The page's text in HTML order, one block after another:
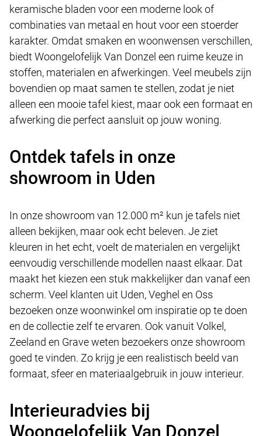
keramische bladen voor een moderne look of
combinaties van metaal en hout voor een stoerder
karakter. Omdat smaken en woonwensen verschillen,
biedt Woongelofelijk Van Donzel een ruime keuze in
stoffen, materialen en afwerkingen. Veel meubels zijn
bovendien op maat samen te stellen, zodat je niet
alleen een mooie tafel kiest, maar ook een formaat en
afwerking die perfect aansluit op jouw woning.
Ontdek tafels in onze
showroom in Uden
In onze showroom van 12.000 m² kun je tafels niet
alleen bekijken, maar ook echt beleven. Je ziet
kleuren in het echt, voelt de materialen en vergelijkt
eenvoudig verschillende modellen naast elkaar. Dat
maakt het kiezen een stuk makkelijker dan vanaf een
scherm. Veel klanten uit Uden, Veghel en Oss
bezoeken onze woonwinkel om inspiratie op te doen
en de collectie zelf te ervaren. Ook vanuit Volkel,
Zeeland en Grave weten bezoekers onze showroom
goed te vinden. Zo krijg je een realistisch beeld van
formaat, sfeer en materiaalgebruik in jouw interieur.
Interieuradvies bij
Woongelofelijk Van Donzel